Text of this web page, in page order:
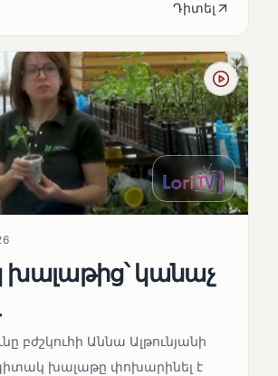
Դիտել
կանաչ
բժշկուհի Աննա Ալթունյանի
խալաթը փոխարինել է